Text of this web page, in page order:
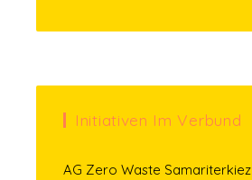
Initiativen Im Verbund
AG Zero Waste Samariterkiez